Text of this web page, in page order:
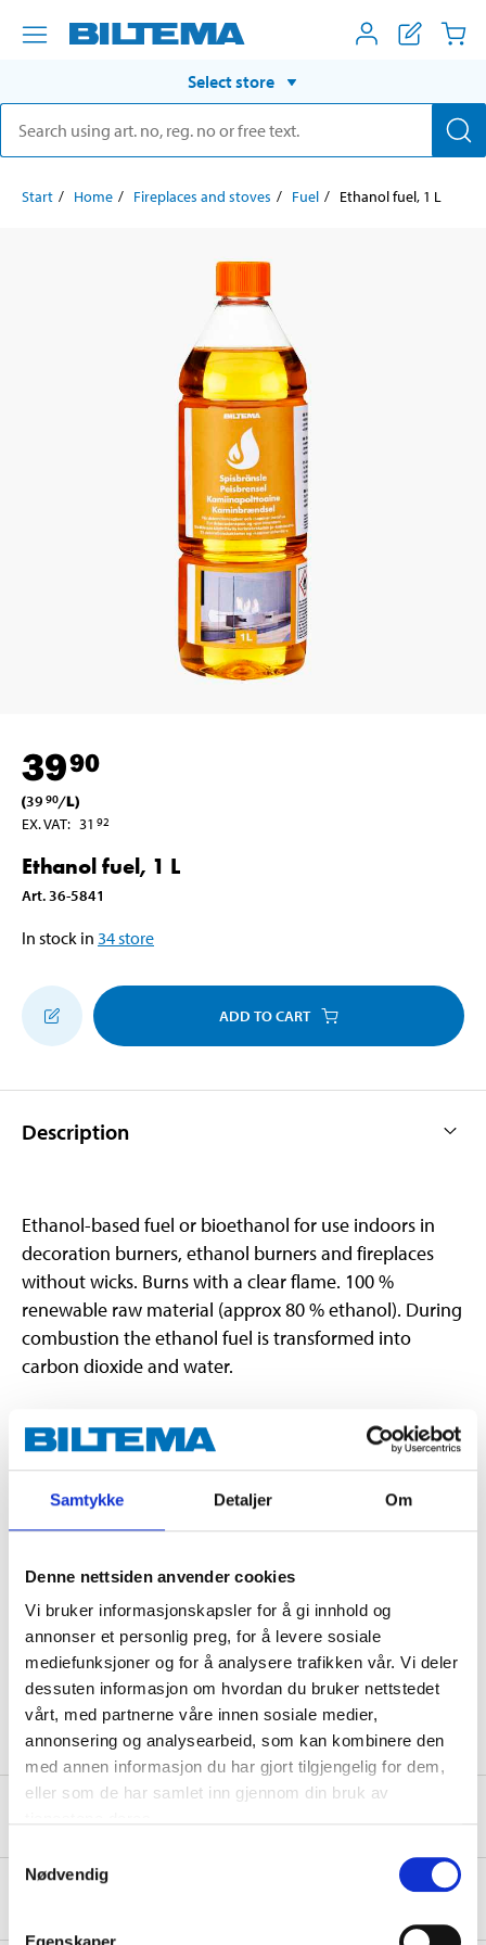
Samtykke Detaljer Om
Denne nettsiden anvender cookies
Vi bruker informasjonskapsler for å gi innhold og
annonser et personlig preg, for å levere sosiale
mediefunksjoner og for å analysere trafikken vår. Vi deler
dessuten informasjon om hvordan du bruker nettstedet
vårt, med partnerne våre innen sosiale medier,
annonsering og analysearbeid, som kan kombinere den
med annen informasjon du har gjort tilgjengelig for dem,
eller som de har samlet inn gjennom din bruk av
Nødvendig
Egenskaper
Select store
Start Home Fireplaces and stoves Fuel Ethanol fuel, 1 L
3990
(39 90/L)
EX. VAT: 31 92
Ethanol fuel, 1 L
Art. 36-5841
In stock in 34store
ADD TO CART
Description
Ethanol-based fuel or bioethanol for use indoors in
decoration burners, ethanol burners and fireplaces
without wicks. Burns with a clear flame. 100 %
renewable raw material (approx 80 % ethanol). During
combustion the ethanol fuel is transformed into
carbon dioxide and water.
EUH066 Repeated exposure may cause skin dryness or cracking.
H319 Causes serious eye irritation.
Technical specifications
Volume 1 l